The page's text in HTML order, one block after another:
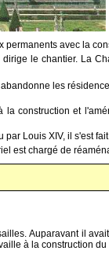
permanents avec la
le chantier. La
abandonne les
la construction et
par Louis XIV, il s'est
est chargé de
Auparavant il
à la construction